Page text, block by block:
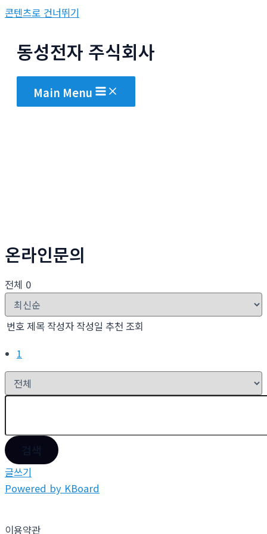
콘텐츠로 건너뛰기
동성전자 주식회사
Main Menu
온라인문의
전체 0
번호제목 작성자 작성일 추천 조회
1
글쓰기
Powered by KBoard
이용약관